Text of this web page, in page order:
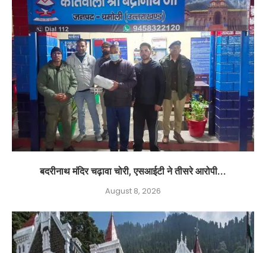
बदरीनाथ मंदिर चढ़ावा चोरी, एसआईटी ने तीसरे आरोपी...
August 8, 2026